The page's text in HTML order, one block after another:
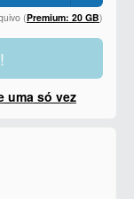
(Premium: 20 GB)
uma só vez